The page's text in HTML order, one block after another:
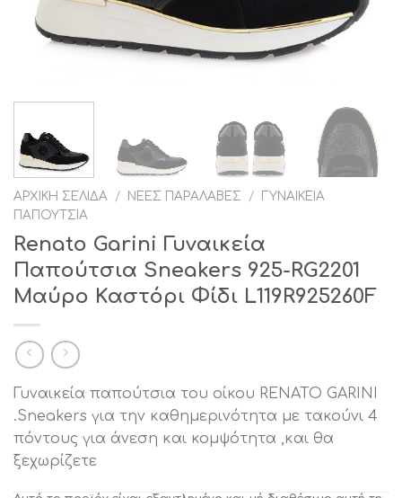
ΑΡΧΙΚΉ ΣΕΛΊΔΑ / ΝΈΕΣ ΠΑΡΑΛΑΒΈΣ /
ΓΥΝΑΙΚΕΊΑ
ΠΑΠΟΎΤΣΙΑ
Renato Garini Γυναικεία
Παπούτσια Sneakers 925-RG2201
Μαύρο Καστόρι Φίδι L119R925260F
Γυναικεία παπούτσια του οίκου RENATO GARINI
.Sneakers για την καθημερινότητα με τακούνι 4
πόντους για άνεση και κομψότητα ,και θα
ξεχωρίζετε